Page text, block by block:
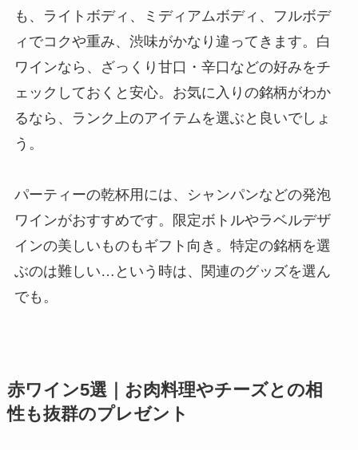
も、ライトボディ、ミディアムボディ、フルボデ
ィでコクや重み、渋味がかなり違ってきます。白
ワインなら、ざっくり甘口・辛口などの好みをチ
ェックしておくと安心。お気に入りの銘柄がわか
るなら、ランク上のアイテムを選ぶと良いでしょ
う。
パーティーの乾杯用には、シャンパンなどの発泡
ワインがおすすめです。限定ボトルやラベルデザ
インの美しいものもギフト向き。特定の銘柄を選
ぶのは難しい…という時は、関連のグッズを選ん
でも。
赤ワイン5選｜お肉料理やチーズとの相
性も抜群のプレゼント